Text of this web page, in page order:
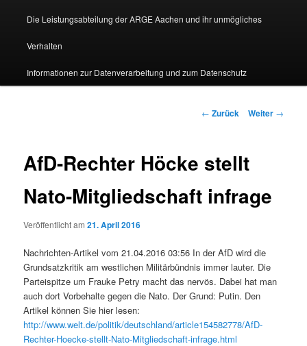
Die Leistungsabteilung der ARGE Aachen und ihr unmögliches
Verhalten
Informationen zur Datenverarbeitung und zum Datenschutz
Beitragsnavigation
← Zurück Weiter →
AfD-Rechter Höcke stellt
Nato-Mitgliedschaft infrage
Veröffentlicht am21. April 2016
Nachrichten-Artikel vom 21.04.2016 03:56 In der AfD wird die
Grundsatzkritik am westlichen Militärbündnis immer lauter. Die
Parteispitze um Frauke Petry macht das nervös. Dabei hat man
auch dort Vorbehalte gegen die Nato. Der Grund: Putin. Den
Artikel können Sie hier lesen:
http://www.welt.de/politik/deutschland/article154582778/AfD-
Rechter-Hoecke-stellt-Nato-Mitgliedschaft-infrage.html